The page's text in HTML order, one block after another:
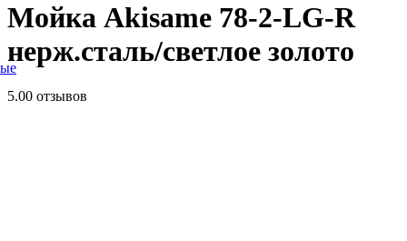
Мойка Akisame 78-2-LG-R
нерж.сталь/светлое золото
5.00 отзывов